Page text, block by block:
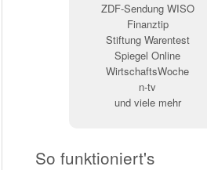
ZDF-Sendung WISO
Finanztip
Stiftung Warentest
Spiegel Online
WirtschaftsWoche
n-tv
und viele mehr
So funktioniert's